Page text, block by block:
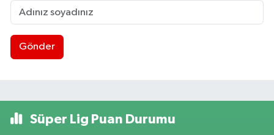
Gönder
Süper Lig Puan Durumu